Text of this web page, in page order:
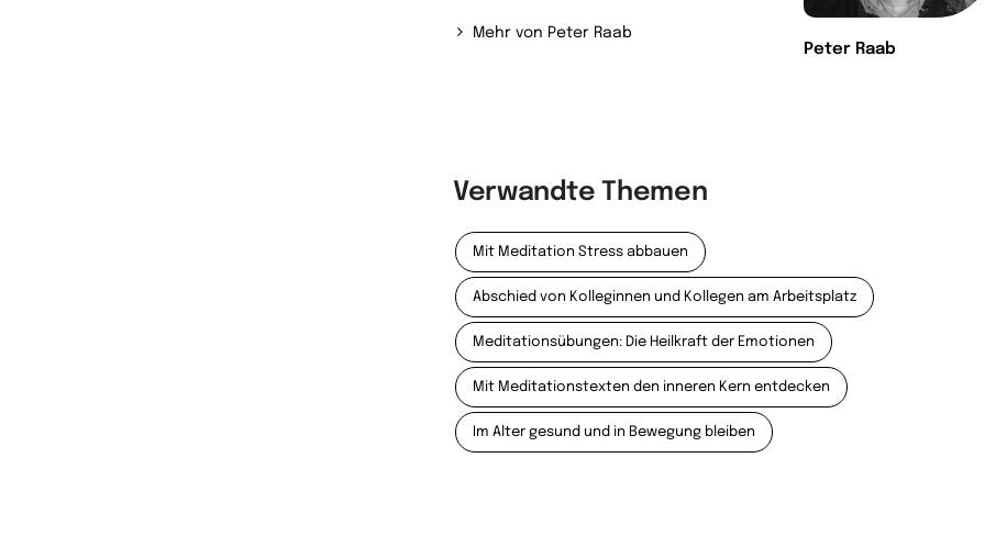
Peter Raab
Mehr von Peter Raab
Verwandte Themen
Mit Meditation Stress abbauen
Abschied von Kolleginnen und Kollegen am Arbeitsplatz
Meditationsübungen: Die Heilkraft der Emotionen
Mit Meditationstexten den inneren Kern entdecken
Im Alter gesund und in Bewegung bleiben